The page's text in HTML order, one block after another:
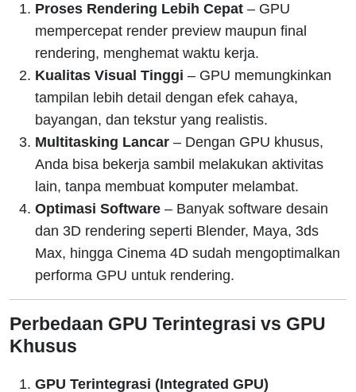
Proses Rendering Lebih Cepat – GPU
mempercepat render preview maupun final
rendering, menghemat waktu kerja.
Kualitas Visual Tinggi – GPU memungkinkan
tampilan lebih detail dengan efek cahaya,
bayangan, dan tekstur yang realistis.
Multitasking Lancar – Dengan GPU khusus,
Anda bisa bekerja sambil melakukan aktivitas
lain, tanpa membuat komputer melambat.
Optimasi Software – Banyak software desain
dan 3D rendering seperti Blender, Maya, 3ds
Max, hingga Cinema 4D sudah mengoptimalkan
performa GPU untuk rendering.
Perbedaan GPU Terintegrasi vs GPU
Khusus
GPU Terintegrasi (Integrated GPU)